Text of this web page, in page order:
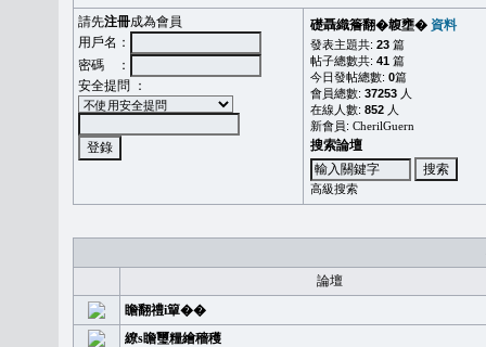
請先注冊成為會員
用戶名：
密碼 ：
安全提問 ：
礎聶織簷翻�䪖壅� 資料
發表主題共: 23 篇
帖子總數共: 41 篇
今日發帖總數: 0篇
會員總數: 37253 人
在線人數: 852 人
新會員: CherilGuern
搜索論壇
高級搜索
論壇
瞻翻禮i簞��
繚s瞻璽糧繪穡穫